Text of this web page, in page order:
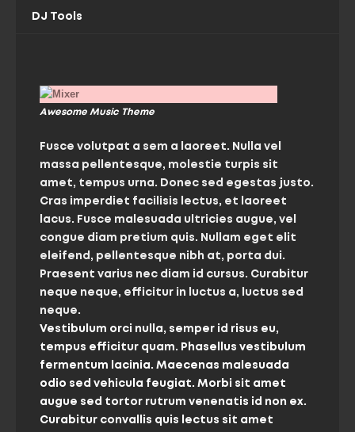
DJ Tools
Awesome Music Theme
Fusce volutpat a sem a laoreet. Nulla vel
massa pellentesque, molestie turpis sit
amet, tempus urna. Donec sed egestas justo.
Cras imperdiet facilisis lectus, et laoreet
lacus. Fusce malesuada ultricies augue, vel
congue diam pretium quis. Nullam eget elit
eleifend, pellentesque nibh at, porta dui.
Praesent varius nec diam id cursus. Curabitur
neque neque, efficitur in luctus a, luctus sed
neque.
Vestibulum orci nulla, semper id risus eu,
tempus efficitur quam. Phasellus vestibulum
fermentum lacinia. Maecenas malesuada
odio sed vehicula feugiat. Morbi sit amet
augue sed tortor rutrum venenatis id non ex.
Curabitur convallis quis lectus sit amet